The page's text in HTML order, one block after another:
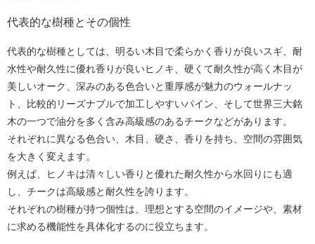
代表的な樹種とその個性
代表的な樹種としては、明るい木目で柔らかく香りが良いスギ、耐
水性や耐久性に優れ香りが良いヒノキ、硬くて耐久性が高く木目が
美しいオーク、深みのある色合いと重厚感が魅力のウォールナッ
ト、比較的リーズナブルで加工しやすいパイン、そして世界三大銘
木の一つで油分を多く含み高級感のあるチークなどがあります。
それぞれに異なる色合い、木目、硬さ、香りを持ち、空間の雰囲気
を大きく変えます。
例えば、ヒノキは清々しい香りと優れた耐久性から水回りにも適
し、チークは高級感と耐久性を誇ります。
それぞれの樹種が持つ個性は、理想とする空間のイメージや、素材
に求める機能性を具体化するのに役立ちます。